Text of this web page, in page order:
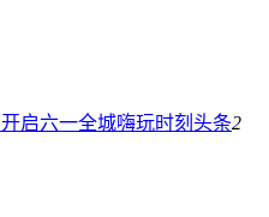
启六一全城嗨玩时刻 头条2